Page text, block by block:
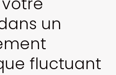
un
fluctuant